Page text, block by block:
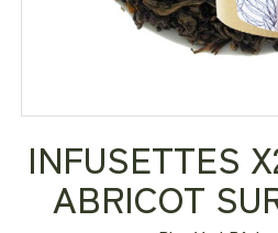
INFUSETTES
ABRICOT